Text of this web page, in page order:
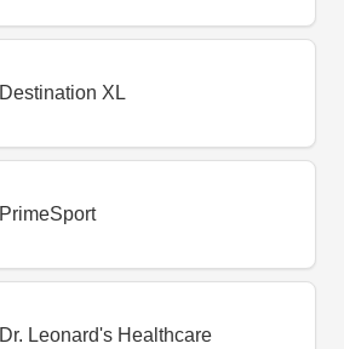
Destination XL
PrimeSport
Dr. Leonard's Healthcare